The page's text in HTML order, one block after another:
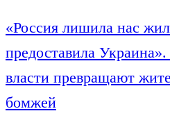
«Россия лишила нас
предоставила
власти превращают
бомжей